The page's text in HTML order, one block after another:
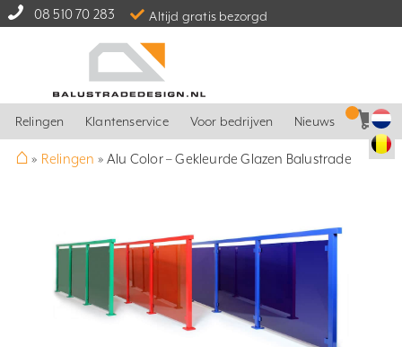
08 510 70 283 Altijd gratis bezorgd
Relingen Klantenservice Voor bedrijven Nieuws
⌂ » Relingen »Alu Color – Gekleurde Glazen Balustrade